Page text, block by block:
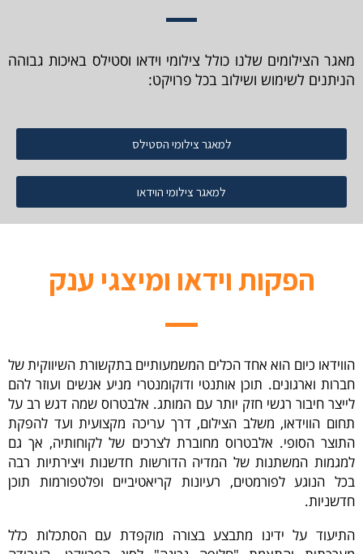
מאגר הצילומים שלנו כולל צילומי וידאו וסטילס באיכות גבוהה
הניתנים לשימוש ושילוב בכל פרויקט:
למאגר צילומי הסטילס
למאגר צילומי הוידאו
הפקות וידאו ומיצגי ענק
הווידאו כיום הוא אחד הכלים המשמעותיים בתקשורת השיווקית של
חברות וארגונים. תוכן אותנטי ודוקומנטרי מניע אנשים ועוזר להם
לייצר חיבור רגשי חזק יותר עם המותג. אלבטרוס שמה דגש רב על
תחום הווידאו, משלב הצילום, דרך עריכה מקצועית ועד להפקת
התוצר הסופי. אלבטרוס מחוברת לצרכים של לקוחותיה, אך גם
למגמות המשתנות של המדיה הדורשות חדשנות ויצירתיות רבה
בכל הנוגע לפורמטים, רעיונות קריאטיביים ופלטפורמות תוכן
חדשניות.
התיעוד על ידינו מתבצע בצורה מוקפדת עם הסתכלות כלל